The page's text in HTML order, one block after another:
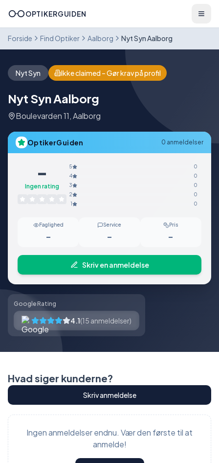
OPTIKERGUIDEN
Forside Find Optiker Aalborg Nyt Syn Aalborg
Nyt Syn Ikke claimed – Gør krav på profil
Nyt Syn Aalborg
Boulevarden 11,Aalborg
OptikerGuiden 0 anmeldelser
-
Ingen rating
5
0
4
0
3
0
2
0
1
0
Faglighed
-
Service
-
Pris
-
Skriv en anmeldelse
Google Rating
4.1(15 anmeldelser)
Hvad siger kunderne?
Skriv anmeldelse
Ingen anmeldelser endnu. Vær den første til at
anmelde!